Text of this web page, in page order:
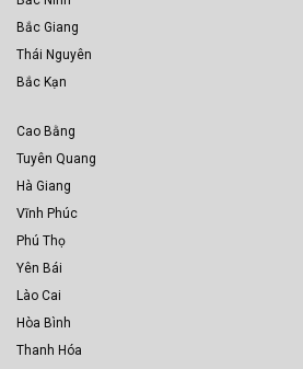
Bắc Giang
Thái Nguyên
Bắc Kạn
Cao Bằng
Tuyên Quang
Hà Giang
Vĩnh Phúc
Phú Thọ
Yên Bái
Lào Cai
Hòa Bình
Thanh Hóa